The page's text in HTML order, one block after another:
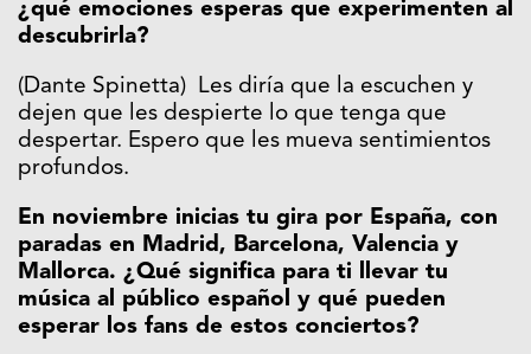
¿qué emociones esperas que experimenten al
descubrirla?
(Dante Spinetta) Les diría que la escuchen y
dejen que les despierte lo que tenga que
despertar. Espero que les mueva sentimientos
profundos.
En noviembre inicias tu gira por España, con
paradas en Madrid, Barcelona, Valencia y
Mallorca. ¿Qué significa para ti llevar tu
música al público español y qué pueden
esperar los fans de estos conciertos?